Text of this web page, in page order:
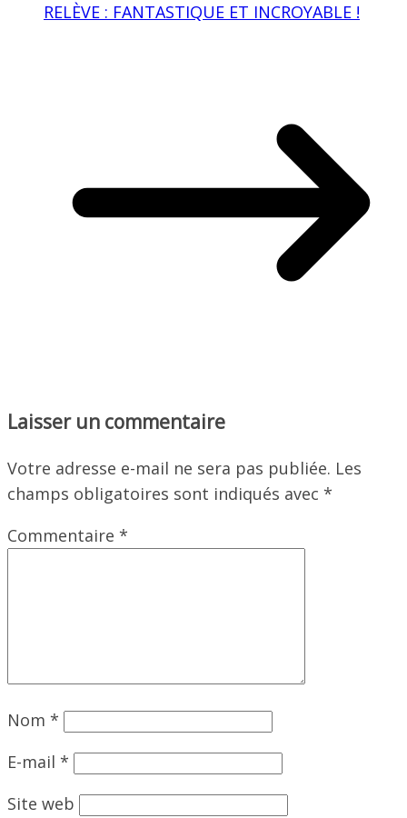
RELÈVE : FANTASTIQUE ET INCROYABLE !
Laisser un commentaire
Votre adresse e-mail ne sera pas publiée. Les
champs obligatoires sont indiqués avec *
Commentaire *
Nom *
E-mail *
Site web